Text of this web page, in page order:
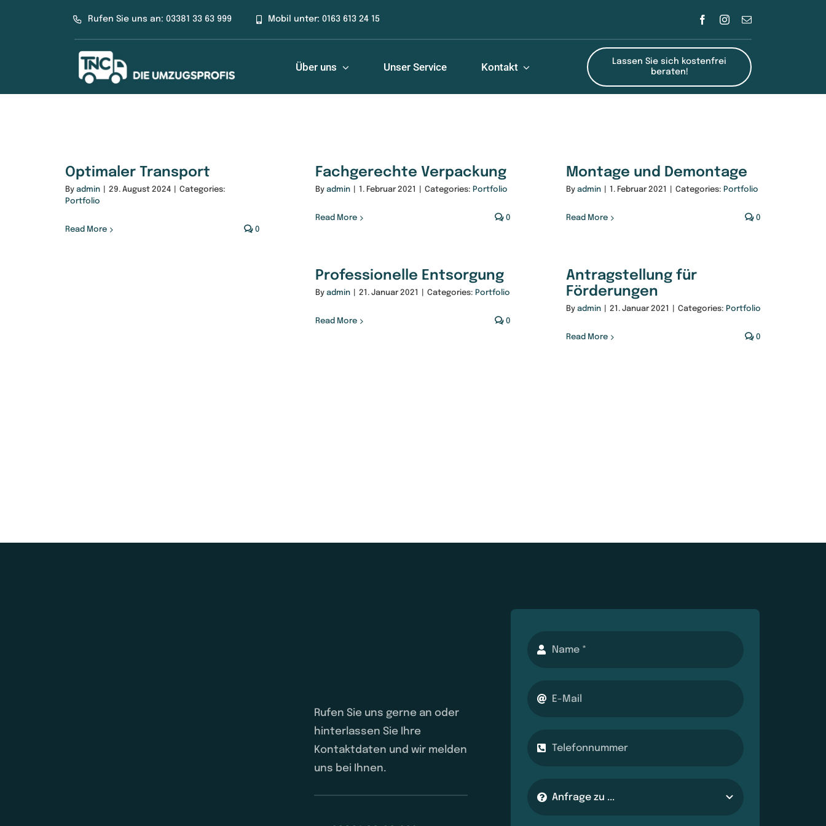
Rufen Sie uns an: 03381 33 63 999 Mobil unter: 0163 613 24 15
Über uns Unser Service Kontakt
Lassen Sie sich kostenfrei
beraten!
Optimaler Transport
By admin 29. August 2024
Categories:
Portfolio
Read More 0
Fachgerechte Verpackung
Byadmin 1. Februar 2021 Categories: Portfolio
Read More 0
Montage und Demontage
By admin 1. Februar 2021 Categories: Portfolio
Read More 0
Professionelle Entsorgung
Byadmin 21. Januar 2021 Categories: Portfolio
Read More 0
Antragstellung für
Förderungen
By admin 21. Januar 2021 Categories: Portfolio
Read More 0
Rufen Sie uns gerne an oder
hinterlassen Sie Ihre
Kontaktdaten und wir melden
uns bei Ihnen.